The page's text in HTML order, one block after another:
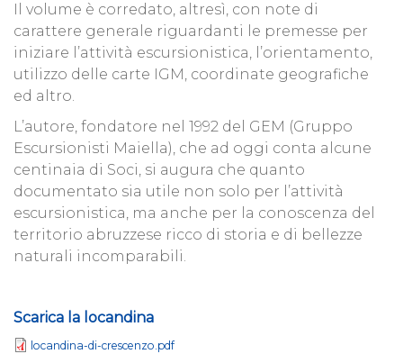
Il volume è corredato, altresì, con note di
carattere generale riguardanti le premesse per
iniziare l’attività escursionistica, l’orientamento,
utilizzo delle carte IGM, coordinate geografiche
ed altro.
L’autore, fondatore nel 1992 del GEM (Gruppo
Escursionisti Maiella), che ad oggi conta alcune
centinaia di Soci, si augura che quanto
documentato sia utile non solo per l’attività
escursionistica, ma anche per la conoscenza del
territorio abruzzese ricco di storia e di bellezze
naturali incomparabili.
Scarica la locandina
locandina-di-crescenzo.pdf